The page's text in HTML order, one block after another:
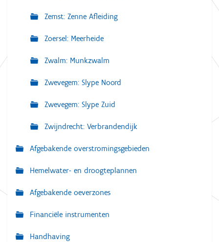
Zemst: Zenne Afleiding
Zoersel: Meerheide
Zwalm: Munkzwalm
Zwevegem: Slype Noord
Zwevegem: Slype Zuid
Zwijndrecht: Verbrandendijk
Afgebakende overstromingsgebieden
Hemelwater- en droogteplannen
Afgebakende oeverzones
Financiële instrumenten
Handhaving